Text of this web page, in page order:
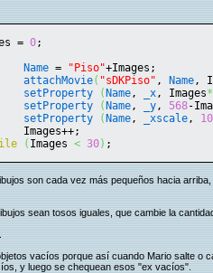
= 0;
Name = "Piso"+Images;
attachMovie( "sDKPiso" , Name,
setProperty
( Name, _x, Images*
setProperty
( Name, _y, 568-
setProperty
( Name, _xscale,
	Images++;
( Images < 30) ;
son cada vez más pequeños hacia
sean tosos iguales, que cambie la
vacíos porque así cuando Mario salte o
y luego se chequean esos "ex vacíos".